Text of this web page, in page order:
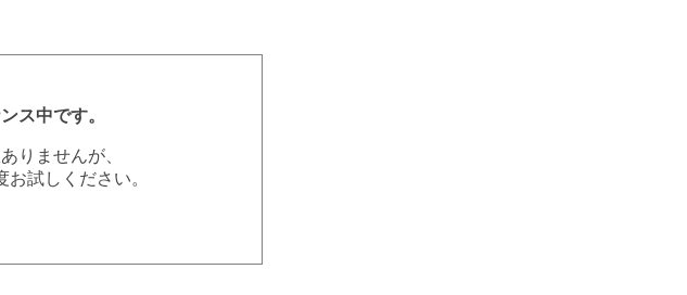
ス中です。
りませんが、
試しください。